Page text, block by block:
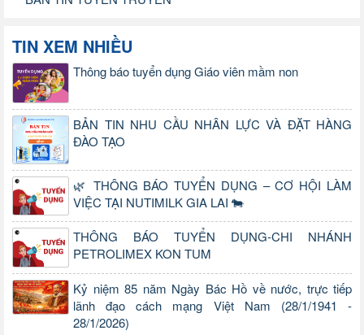
TIN XEM NHIỀU
Thông báo tuyển dụng Giáo viên mầm non
BẢN TIN NHU CẦU NHÂN LỰC VÀ ĐẶT HÀNG
ĐÀO TẠO
🌿 THÔNG BÁO TUYỂN DỤNG – CƠ HỘI LÀM
VIỆC TẠI NUTIMILK GIA LAI 🐄
THÔNG BÁO TUYỂN DỤNG-CHI NHÁNH
PETROLIMEX KON TUM
Kỷ niệm 85 năm Ngày Bác Hồ về nước, trực tiếp
lãnh đạo cách mạng Việt Nam (28/1/1941 -
28/1/2026)